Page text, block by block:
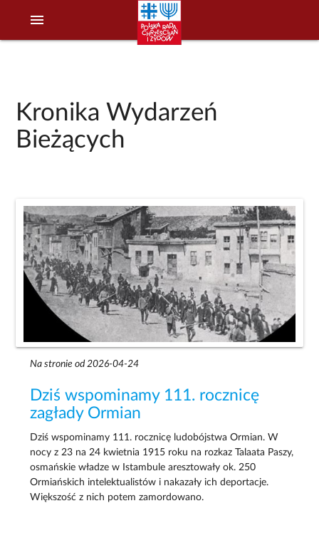
menu
Kronika Wydarzeń
Bieżących
Na stronie od 2026-04-24
Dziś wspominamy 111. rocznicę
zagłady Ormian
Dziś wspominamy 111. rocznicę ludobójstwa Ormian. W
nocy z 23 na 24 kwietnia 1915 roku na rozkaz Talaata Paszy,
osmańskie władze w Istambule aresztowały ok. 250
Ormiańskich intelektualistów i nakazały ich deportacje.
Większość z nich potem zamordowano.